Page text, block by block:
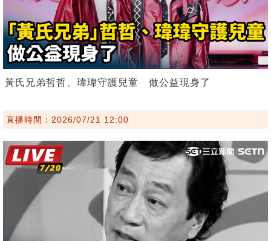
黃氏兄弟哲哲、瑋瑋守護兒童 做公益現身了
直播時間：2026/07/21 12:00